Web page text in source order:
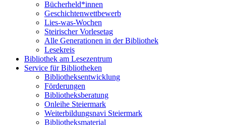
Bücherheld*innen
Geschichtenwettbewerb
Lies-was-Wochen
Steirischer Vorlesetag
Alle Generationen in der Bibliothek
Lesekreis
Bibliothek am Lesezentrum
Service für Bibliotheken
Bibliotheksentwicklung
Förderungen
Bibliotheksberatung
Onleihe Steiermark
Weiterbildungsnavi Steiermark
Bibliotheksmaterial